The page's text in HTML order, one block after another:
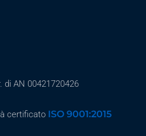
di AN 00421720426
certificato ISO 9001:2015